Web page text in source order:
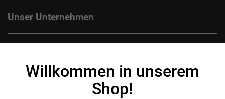
Unser Unternehmen
Datenschutz
Willkommen in unserem
Shop!